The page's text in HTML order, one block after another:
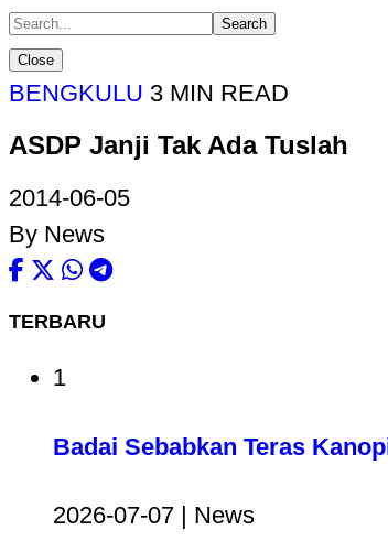
Search
Close
BENGKULU 3 MIN READ
ASDP Janji Tak Ada Tuslah
2014-06-05
By News
TERBARU
1
Badai Sebabkan Teras
2026-07-07 | News